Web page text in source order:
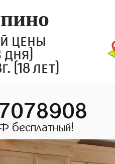
цены
дня)
(18 лет)
бесплатный!